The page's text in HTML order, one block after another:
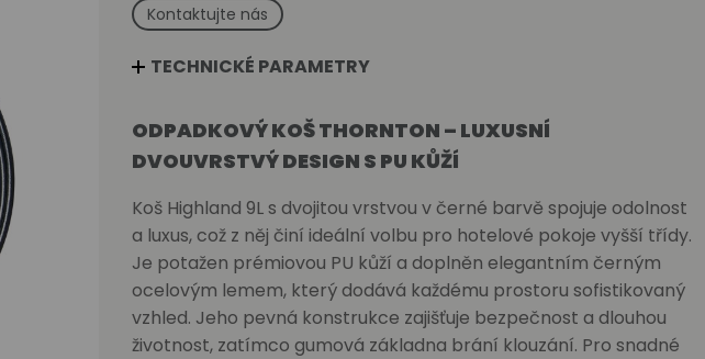
Kontaktujte nás
TECHNICKÉ PARAMETRY
ODPADKOVÝ KOŠ THORNTON – LUXUSNÍ
DVOUVRSTVÝ DESIGN S PU KŮŽÍ
Koš Highland 9L s dvojitou vrstvou v černé barvě spojuje odolnost
a luxus, což z něj činí ideální volbu pro hotelové pokoje vyšší třídy.
Je potažen prémiovou PU kůží a doplněn elegantním černým
ocelovým lemem, který dodává každému prostoru sofistikovaný
vzhled. Jeho pevná konstrukce zajišťuje bezpečnost a dlouhou
životnost, zatímco gumová základna brání klouzání. Pro snadné